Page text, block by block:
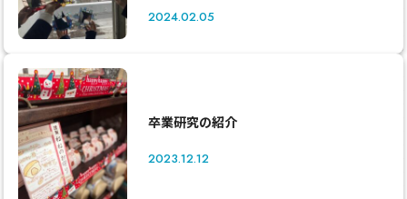
2024.02.05
卒業研究の紹介
2023.12.12